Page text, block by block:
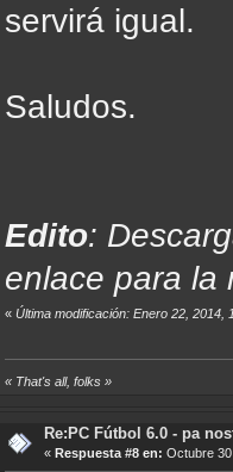
servirá igual.
Saludos.
Edito:
enlace para la
«Última modificación: Enero 22, 2014,
« That's all, folks »
Re:PC Fútbol 6.0 - pa
« Respuesta #8 en: Octubre